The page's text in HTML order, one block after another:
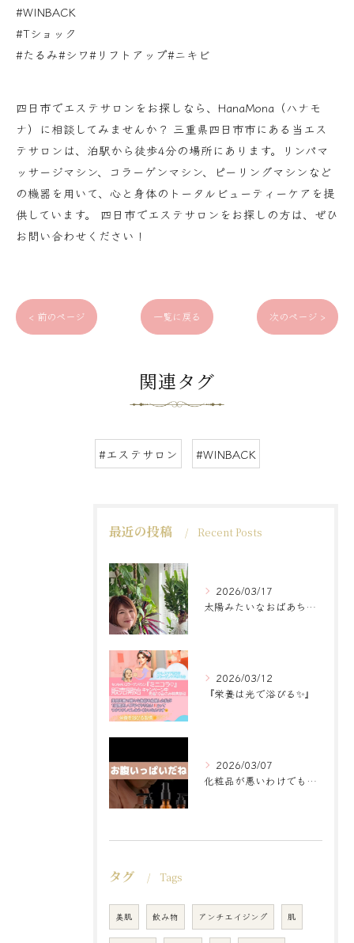
#WINBACK
#Tショック
#たるみ#シワ#リフトアップ#ニキビ
四日市でエステサロンをお探しなら、HanaMona（ハナモ
ナ）に相談してみませんか？ 三重県四日市市にある当エス
テサロンは、泊駅から徒歩4分の場所にあります。リンパマ
ッサージマシン、コラーゲンマシン、ピーリングマシンなど
の機器を用いて、心と身体のトータルビューティーケアを提
供しています。 四日市でエステサロンをお探しの方は、ぜひ
お問い合わせください！
< 前のページ 一覧に戻る 次のページ >
関連タグ
#エステサロン #WINBACK
最近の投稿 Recent Posts
2026/03/17
太陽みたいなおばあちゃんに
2026/03/12
『栄養は光で浴びる✨』
2026/03/07
化粧品が悪いわけでもなく
タグ Tags
美肌 飲み物 アンチエイジング 肌